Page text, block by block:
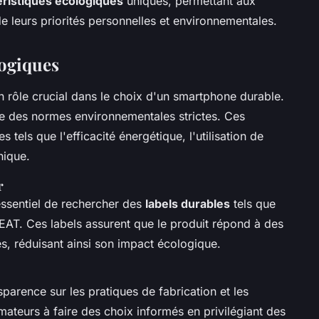
leurs priorités personnelles et environnementales.
rôle crucial dans le choix d'un smartphone durable.
normes environnementales strictes. Ces
tels que l'efficacité énergétique, l'utilisation de
de rechercher des labels durables tels que
Ces labels assurent que le produit répond à des
réduisant ainsi son impact écologique.
sur les pratiques de fabrication et les
à faire des choix informés en privilégiant des